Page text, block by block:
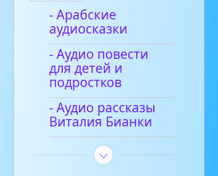
- Арабские
аудиосказки
- Аудио повести
для детей и
подростков
- Аудио рассказы
Виталия Бианки